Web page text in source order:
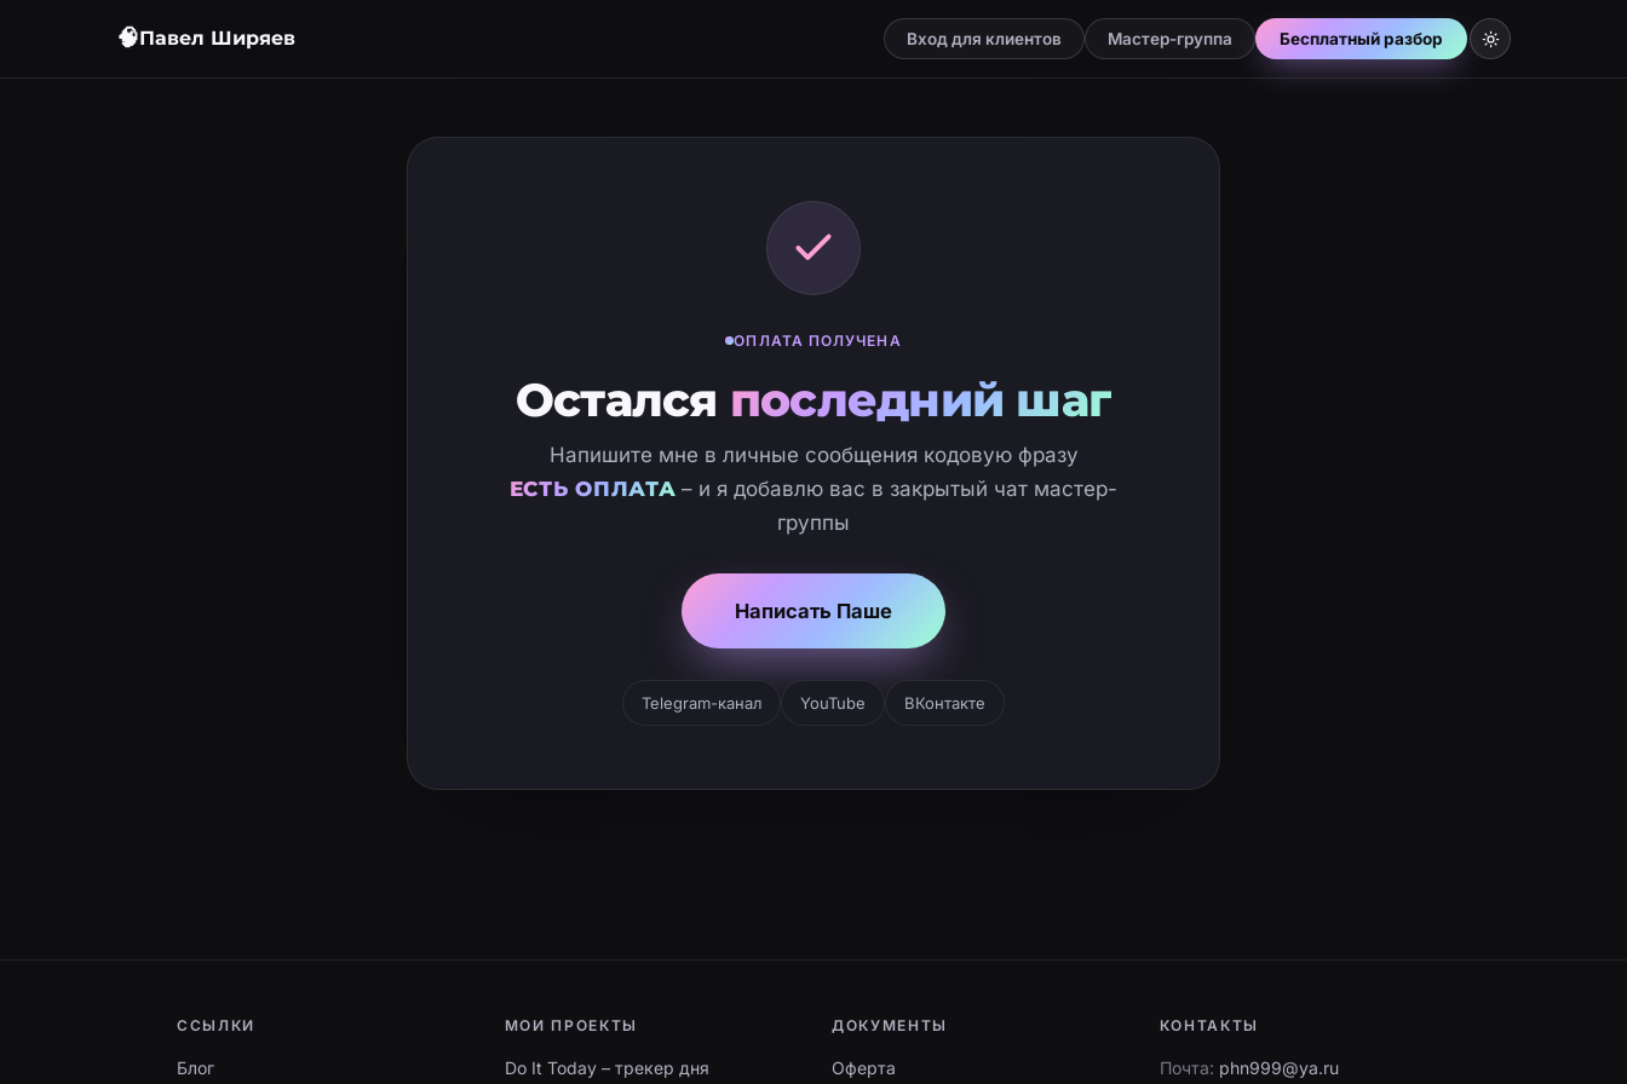
🧠Павел Ширяев Вход для клиентов Мастер-группа Бесплатный разбор
ОПЛАТА ПОЛУЧЕНА
Остался последний шаг
Напишите мне в личные сообщения кодовую фразу
ЕСТЬ ОПЛАТА – и я добавлю вас в закрытый чат мастер-
группы
Написать Паше
Telegram-канал YouTube ВКонтакте
ССЫЛКИ
Блог
МОИ ПРОЕКТЫ
Do It Today – трекер дня
ДОКУМЕНТЫ
Оферта
КОНТАКТЫ
Почта: phn999@ya.ru